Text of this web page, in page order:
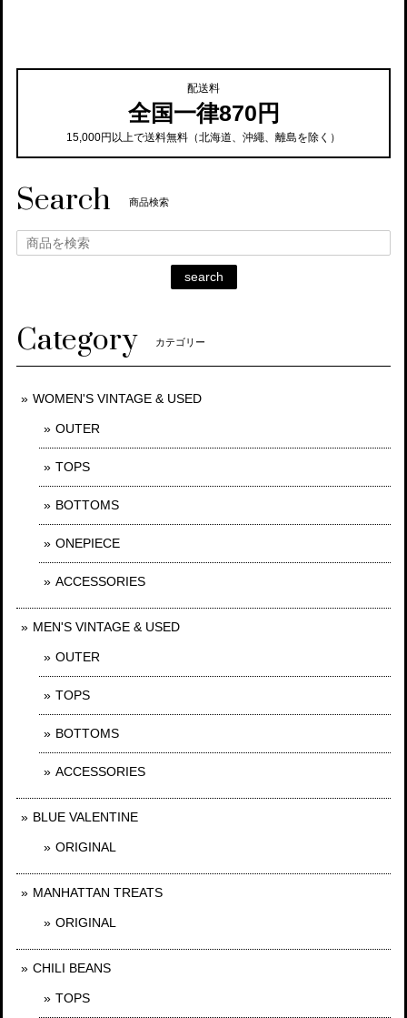
配送料
全国一律870円
15,000円以上で送料無料（北海道、沖繩、離島を除く）
Search 商品検索
search
Category カテゴリー
WOMEN'S VINTAGE & USED
OUTER
TOPS
BOTTOMS
ONEPIECE
ACCESSORIES
MEN'S VINTAGE & USED
OUTER
TOPS
BOTTOMS
ACCESSORIES
BLUE VALENTINE
ORIGINAL
MANHATTAN TREATS
ORIGINAL
CHILI BEANS
TOPS